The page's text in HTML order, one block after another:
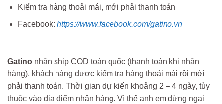
Kiểm tra hàng thoải mái, mới phải thanh toán
Facebook: https://www.facebook.com/gatino.vn
Gatino nhận ship COD toàn quốc (thanh toán khi nhận
hàng), khách hàng được kiểm tra hàng thoải mái rồi mới
phải thanh toán. Thời gian dự kiến khoảng 2 – 4 ngày, tùy
thuộc vào địa điểm nhận hàng. Vì thế anh em đừng ngại